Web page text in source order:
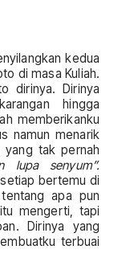
kedua
di masa Kuliah.
dirinya. Dirinya
hingga
memberikanku
namun menarik
yang tak pernah
lupa senyum”.
bertemu di
apa pun
mengerti, tapi
Dirinya yang
terbuai